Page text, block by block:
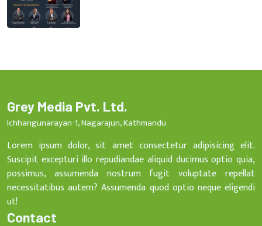
Grey Media Pvt. Ltd.
Ichhangunarayan-1, Nagarajun, Kathmandu
Lorem ipsum dolor, sit amet consectetur adipisicing elit.
Suscipit excepturi illo repudiandae aliquid ducimus optio quia,
possimus, assumenda nostrum fugit voluptate repellat
necessitatibus autem? Assumenda quod optio neque eligendi
ut!
Contact